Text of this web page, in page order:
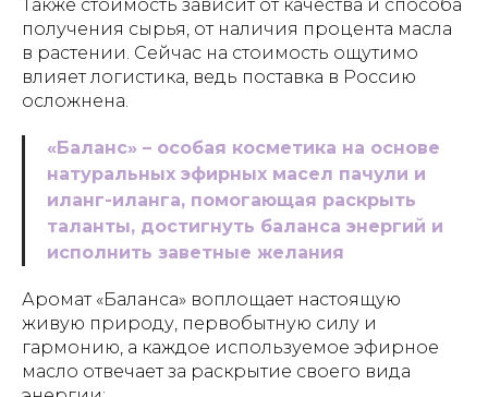
Также стоимость зависит от качества и способа
получения сырья, от наличия процента масла
в растении. Сейчас на стоимость ощутимо
влияет логистика, ведь поставка в Россию
осложнена.
«Баланс» – особая косметика на основе
натуральных эфирных масел пачули и
иланг-иланга, помогающая раскрыть
таланты, достигнуть баланса энергий и
исполнить заветные желания
Аромат «Баланса» воплощает настоящую
живую природу, первобытную силу и
гармонию, а каждое используемое эфирное
масло отвечает за раскрытие своего вида